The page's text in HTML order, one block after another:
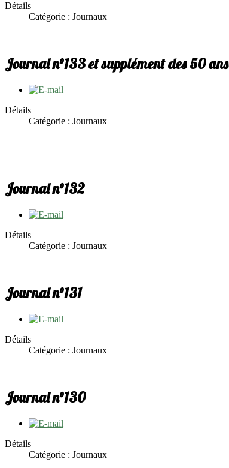
Détails
Catégorie : Journaux
Journal n°133 et supplément des 50 ans
Détails
Catégorie : Journaux
Journal n°132
Détails
Catégorie : Journaux
Journal n°131
Détails
Catégorie : Journaux
Journal n°130
Détails
Catégorie : Journaux